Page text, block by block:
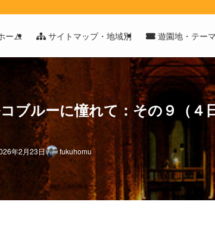
ーム サイトマップ・地域別 遊園地・テー
コブルーに憧れて：その９（
年2月23日 fukuhomu